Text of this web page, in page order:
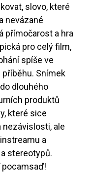
slovo, které
nevázané
přímočarost a hra
pro celý film,
spíše ve
Snímek
dlouhého
produktů
které sice
nezávislosti, ale
a
stereotypů.
pocamsaď!